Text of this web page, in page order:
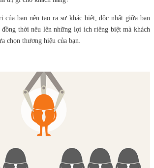
của bạn nên tạo ra sự khác biệt, độc nhất giữa bạn
thời nêu lên những lợi ích riêng biệt mà khách
chọn thương hiệu của bạn.